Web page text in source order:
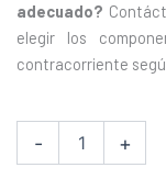
adecuado?
elegir los
contracorriente
-
Nado
+